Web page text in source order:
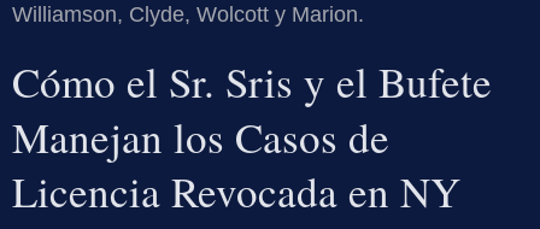
Williamson, Clyde, Wolcott y Marion.
Cómo el Sr. Sris y el Bufete
Manejan los Casos de
Licencia Revocada en NY